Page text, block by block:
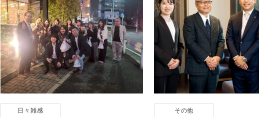
日々雑感 その他